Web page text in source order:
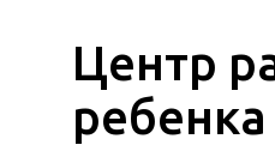
Центр
ребенка